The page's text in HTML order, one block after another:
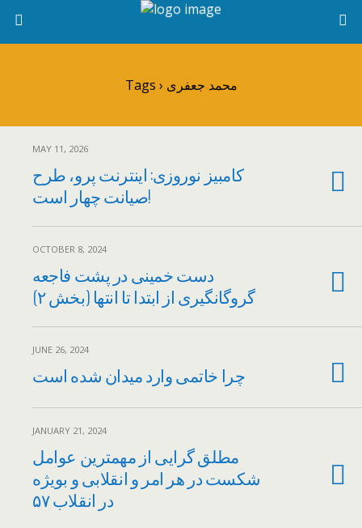
Tags › محمد جعفری
MAY 11, 2026
کامبیز نوروزی: اینترنت پرو، طرح
صیانت چهار است!
OCTOBER 8, 2024
دست خمینی در پشت فاجعه
گروگانگیری از ابتدا تا انتها (بخش ۲)
JUNE 26, 2024
چرا خاتمی وارد میدان شده است
JANUARY 21, 2024
مطلق گرایی از مهمترین عوامل
شکست در هر امر و انقلابی و بویژه
در انقلاب ۵۷